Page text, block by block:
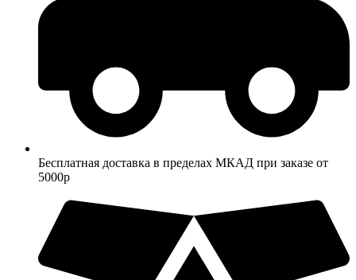
Бесплатная доставка в пределах МКАД при заказе от
5000р